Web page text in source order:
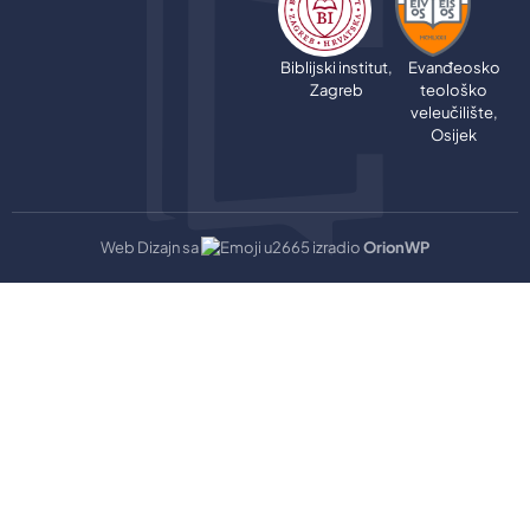
Biblijski institut,
Zagreb
Evanđeosko
teološko
veleučilište,
Osijek
Web Dizajn sa izradioOrionWP